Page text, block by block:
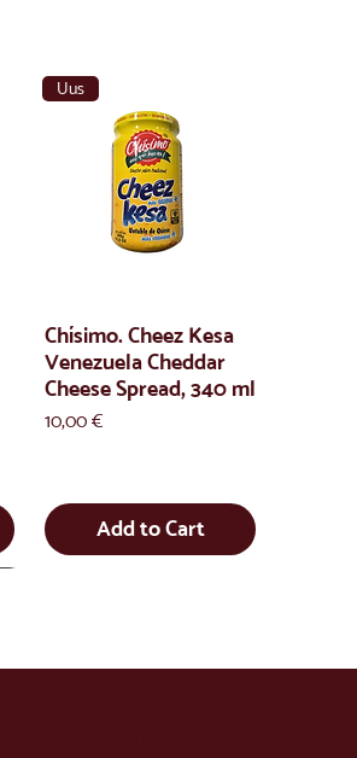
Uus
Chísimo. Cheez Kesa
Venezuela Cheddar
Cheese Spread, 340 ml
Price
10,00 €
Add to Cart